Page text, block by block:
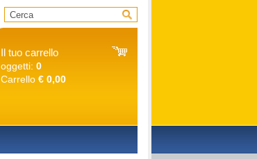
Il tuo carrello
oggetti: 0
Carrello € 0,00